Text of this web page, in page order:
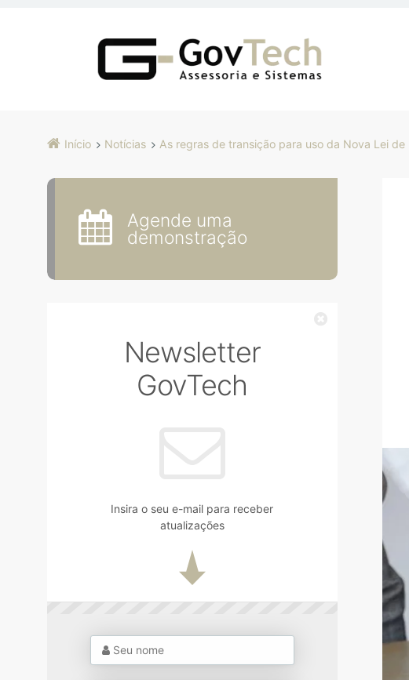
Início Notícias As regras de transição para uso da Nova Lei de
Agende uma
demonstração
Newsletter
GovTech
Insira o seu e-mail para receber
atualizações